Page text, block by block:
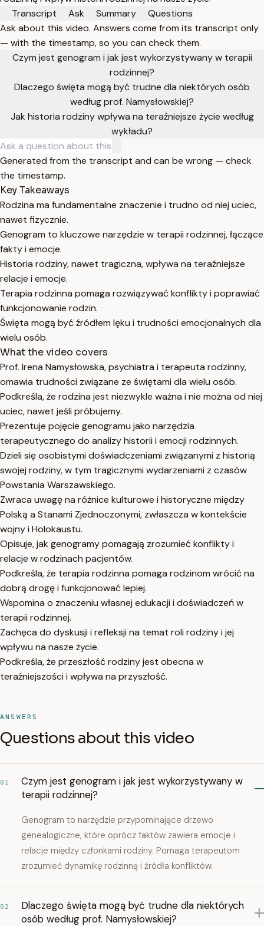
Transcript
Ask Summary
Questions
Ask about this video. Answers come from its transcript only
— with the timestamp, so you can check them.
Czym jest genogram i jak jest wykorzystywany w terapii
rodzinnej?
Dlaczego święta mogą być trudne dla niektórych osób
według prof. Namysłowskiej?
Jak historia rodziny wpływa na teraźniejsze życie według
wykładu?
Generated from the transcript and can be wrong — check
the timestamp.
Key Takeaways
Rodzina ma fundamentalne znaczenie i trudno od niej uciec,
nawet fizycznie.
Genogram to kluczowe narzędzie w terapii rodzinnej, łączące
fakty i emocje.
Historia rodziny, nawet tragiczna, wpływa na teraźniejsze
relacje i emocje.
Terapia rodzinna pomaga rozwiązywać konflikty i poprawiać
funkcjonowanie rodzin.
Święta mogą być źródłem lęku i trudności emocjonalnych dla
wielu osób.
What the video covers
Prof. Irena Namysłowska, psychiatra i terapeuta rodzinny,
omawia trudności związane ze świętami dla wielu osób.
Podkreśla, że rodzina jest niezwykle ważna i nie można od niej
uciec, nawet jeśli próbujemy.
Prezentuje pojęcie genogramu jako narzędzia
terapeutycznego do analizy historii i emocji rodzinnych.
Dzieli się osobistymi doświadczeniami związanymi z historią
swojej rodziny, w tym tragicznymi wydarzeniami z czasów
Powstania Warszawskiego.
Zwraca uwagę na różnice kulturowe i historyczne między
Polską a Stanami Zjednoczonymi, zwłaszcza w kontekście
wojny i Holokaustu.
Opisuje, jak genogramy pomagają zrozumieć konflikty i
relacje w rodzinach pacjentów.
Podkreśla, że terapia rodzinna pomaga rodzinom wrócić na
dobrą drogę i funkcjonować lepiej.
Wspomina o znaczeniu własnej edukacji i doświadczeń w
terapii rodzinnej.
Zachęca do dyskusji i refleksji na temat roli rodziny i jej
wpływu na nasze życie.
Podkreśla, że przeszłość rodziny jest obecna w
teraźniejszości i wpływa na przyszłość.
ANSWERS
Questions about this video
01
Czym jest genogram i jak jest wykorzystywany w
terapii rodzinnej?
Genogram to narzędzie przypominające drzewo
genealogiczne, które oprócz faktów zawiera emocje i
relacje między członkami rodziny. Pomaga terapeutom
zrozumieć dynamikę rodzinną i źródła konfliktów.
02
Dlaczego święta mogą być trudne dla niektórych
osób według prof. Namysłowskiej?